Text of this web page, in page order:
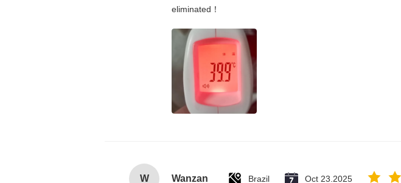
eliminated！
W Wanzan Brazil Oct 23.2025